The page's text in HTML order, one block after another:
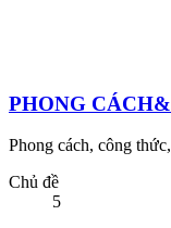
PHONG
Phong cách, công
Chủ đề
5